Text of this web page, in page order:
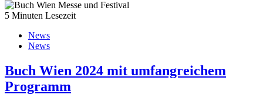
5 Minuten Lesezeit
News
News
Buch Wien 2024 mit umfangreichem
Programm